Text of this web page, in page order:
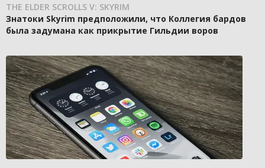
THE ELDER SCROLLS V: SKYRIM
Знатоки Skyrim предположили, что Коллегия бардов
была задумана как прикрытие Гильдии воров